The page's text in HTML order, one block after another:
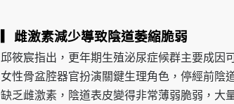
▎雌激素減少導致陰道萎縮脆弱
邱筱宸指出，更年期生殖泌尿症候群主要成因
女性骨盆腔器官扮演關鍵生理角色，停經前陰
缺乏雌激素，陰道表皮變得非常薄弱脆弱，大